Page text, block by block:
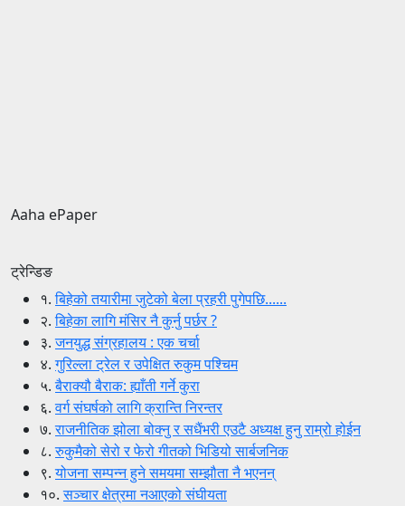
Aaha ePaper
ट्रेन्डिङ
१.बिहेको तयारीमा जुटेको बेला प्रहरी पुगेपछि......
२.बिहेका लागि मंसिर नै कुर्नु पर्छर ?
३.जनयुद्ध संग्रहालय : एक चर्चा
४.गुरिल्ला ट्रेल र उपेक्षित रुकुम पश्चिम
५.बैराक्यौ बैराक: ह्याँती गर्ने कुरा
६.वर्ग संघर्षको लागि क्रान्ति निरन्तर
७.राजनीतिक झोला बोक्नु र सधैंभरी एउटै अध्यक्ष हुनु राम्रो होईन
८.रुकुमैको सेरो र फेरो गीतको भिडियो सार्बजनिक
९.योजना सम्पन्न हुने समयमा सम्झौता नै भएनन्
१०.सञ्चार क्षेत्रमा नआएको संघीयता